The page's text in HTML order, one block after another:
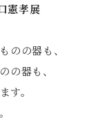
憲孝展
のの器も、
の器も、
す。